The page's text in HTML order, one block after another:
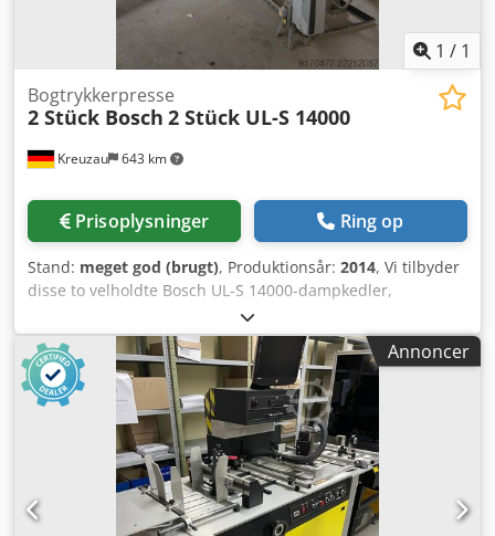
1 / 1
Kreuzau 643 km
Bogtrykkerpresse
2 Stück Bosch 2 Stück UL-S 14000
Prisoplysninger Ring op
Stand: meget god (brugt), Produktionsår: 2014, Vi tilbyder
disse to velholdte Bosch UL-S 14000-dampkedler,
fremstillet i 2014. Dkedpozg Nt Defx Amijr Producent: 2 stk.
Bosch Type: 2 stk. UL-S 14000 Fremstillingsår: 2014 Hvis du
har spørgsmål eller ønsker yderligere information, er du
velkommen til at sende os en besked eller ringe.
Annoncer